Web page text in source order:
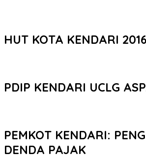
HUT KOTA KENDARI 2016
PDIP KENDARI UCLG
PEMKOT KENDARI:
DENDA PAJAK